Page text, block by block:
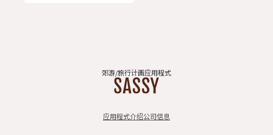
郊游/旅行计画应用程式
应用程式介绍公司信息